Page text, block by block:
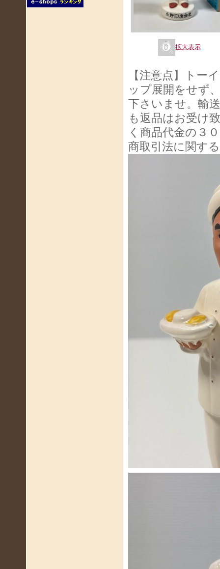
拡大表示
【注意点】トー
ップ展開をせず
下さいませ。輸
も返品はお受け
く商品代金の３
商取引法に関す